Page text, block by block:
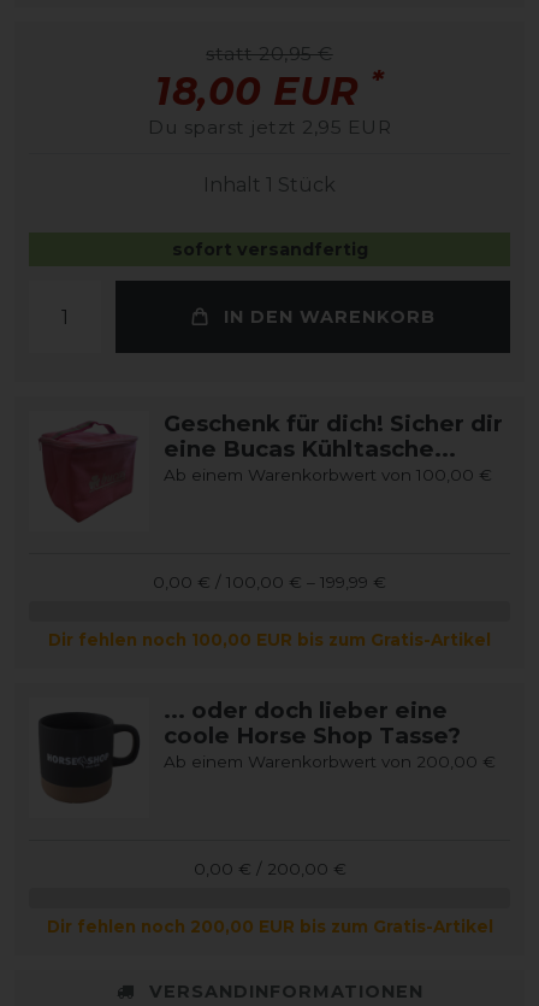
statt 20,95 €
18,00 EUR *
Du sparst jetzt 2,95 EUR
Inhalt 1 Stück
sofort versandfertig
IN DEN WARENKORB
Geschenk für dich! Sicher dir
eine Bucas Kühltasche...
Ab einem Warenkorbwert von 100,00 €
0,00 € / 100,00 € – 199,99 €
Dir fehlen noch 100,00 EUR bis zum Gratis-Artikel
... oder doch lieber eine
coole Horse Shop Tasse?
Ab einem Warenkorbwert von 200,00 €
0,00 € / 200,00 €
Dir fehlen noch 200,00 EUR bis zum Gratis-Artikel
VERSANDINFORMATIONEN